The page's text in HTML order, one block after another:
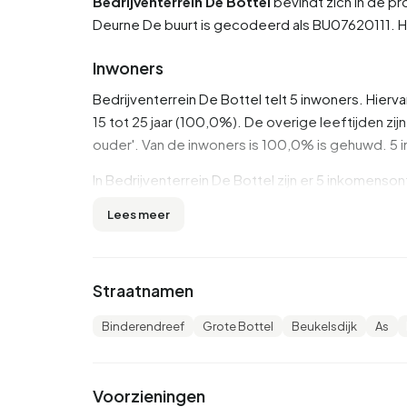
Deurne De buurt is gecodeerd als
Inwoners
Bedrijventerrein De Bottel telt 5 inwoners.
15 tot 25 jaar (100,0%). De overige leeftijden
ouder'. Van de inwoners is 100,0% is gehuwd. 5
In Bedrijventerrein De Bottel zijn er 5
inwoner ligt het gemiddelde inkomen op
nationale gemiddelde van 65%. Het merendeel
Lees meer
Straatnamen
Binderendreef Grote Bottel Beukelsdijk As
Voorzieningen